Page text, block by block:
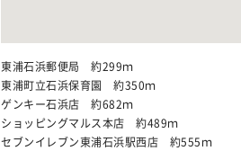
東浦石浜郵便局 約299ｍ
東浦町立石浜保育園 約350ｍ
ゲンキー石浜店 約682ｍ
ショッピングマルス本店 約489ｍ
セブンイレブン東浦石浜駅西店 約555ｍ